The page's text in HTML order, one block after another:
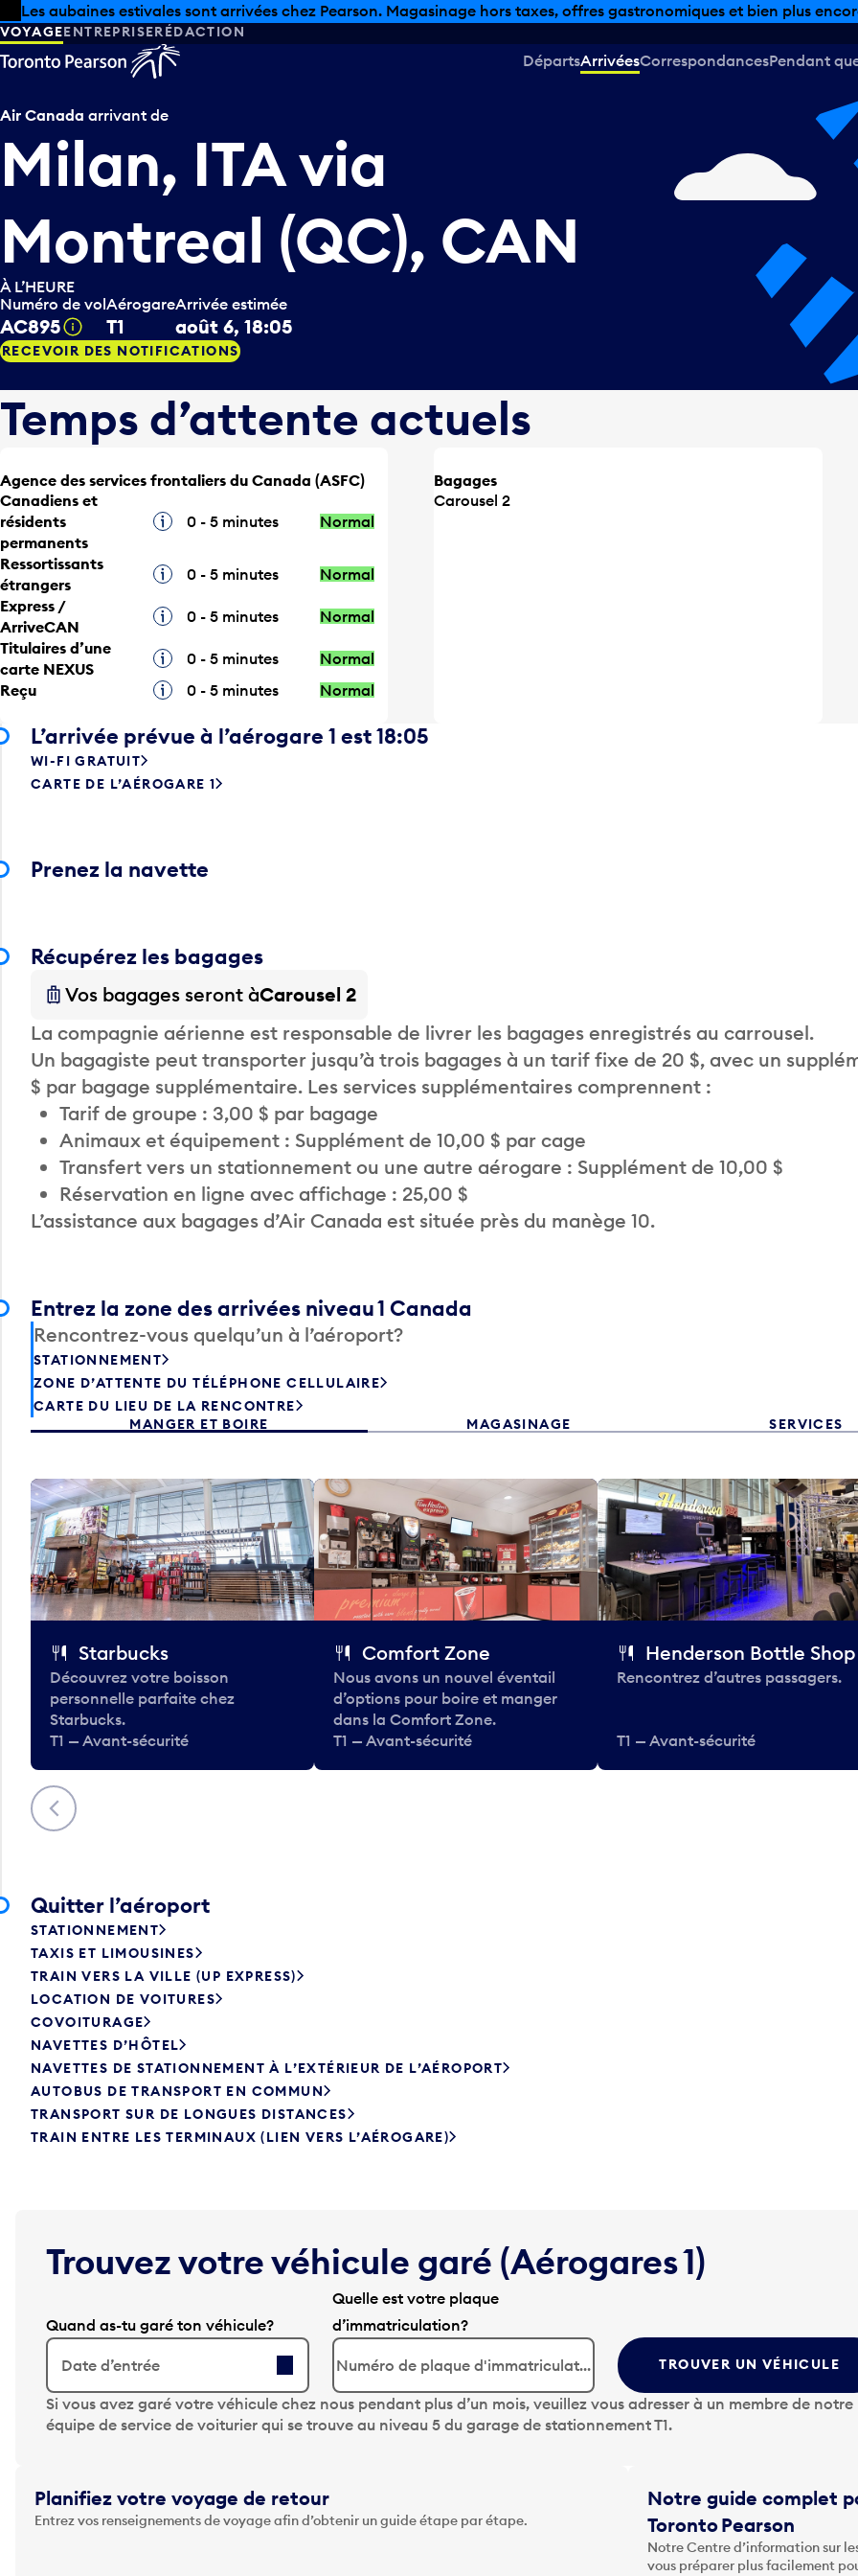
Skip to offers
Passer au contenu principal
Les aubaines estivales sont arrivées chez Pearson. Magasinage hors taxes, offres gastronomiques et bien plus
VOYAGEENTREPRISERÉDACTION
DépartsArrivéesCorrespondancesPendant
Air Canada arrivant de
Milan, ITAvia
Montreal (QC), CAN
À L’HEURE
Numéro de vol
AC895 Infobulle
Aérogare
T1
Arrivée estimée
août 6, 18:05
RECEVOIR DES NOTIFICATIONS
Temps d’attente actuels
Agence des services frontaliers du Canada (ASFC)
Canadiens et
résidents
permanents
Infobulle0 - 5 minutes Normal
Ressortissants
étrangers
Infobulle0 - 5 minutes
Normal
Express /
ArriveCAN
Infobulle0 - 5 minutes
Normal
Titulaires d’une
carte NEXUS
Infobulle0 - 5 minutes
Normal
Reçu
Infobulle0 - 5 minutes Normal
Bagages
Carousel 2
L’arrivée prévue à l’aérogare 1 est 18:05
WI-FI GRATUIT
CARTE DE L’AÉROGARE 1
Prenez la navette
Récupérez les bagages
Vos bagages seront àCarousel 2
La compagnie aérienne est responsable de livrer les bagages enregistrés au carrousel.
Un bagagiste peut transporter jusqu’à trois bagages à un tarif fixe de 20 $, avec un
$ par bagage supplémentaire. Les services supplémentaires comprennent :
Tarif de groupe : 3,00 $ par bagage
Animaux et équipement : Supplément de 10,00 $ par cage
Transfert vers un stationnement ou une autre aérogare : Supplément de 10,00 $
Réservation en ligne avec affichage : 25,00 $
L’assistance aux bagages d’Air Canada est située près du manège 10.
Entrez la zone des arrivées niveau 1 Canada
Rencontrez-vous quelqu’un à l’aéroport?
STATIONNEMENT
ZONE D’ATTENTE DU TÉLÉPHONE CELLULAIRE
CARTE DU LIEU DE LA RENCONTRE
MANGER ET BOIRE
MAGASINAGE SERVICES
Précédent
Starbucks
Découvrez votre boisson
personnelle parfaite chez
Starbucks.
T1 — Avant-sécurité
Comfort Zone
Nous avons un nouvel éventail
d’options pour boire et manger
dans la Comfort Zone.
T1 — Avant-sécurité
Henderson Bottle Shop
Rencontrez d’autres passagers.
T1 — Avant-sécurité
Quitter l’aéroport
STATIONNEMENT
TAXIS ET LIMOUSINES
TRAIN VERS LA VILLE (UP EXPRESS)
LOCATION DE VOITURES
COVOITURAGE
NAVETTES D’HÔTEL
NAVETTES DE STATIONNEMENT À L’EXTÉRIEUR DE L’AÉROPORT
AUTOBUS DE TRANSPORT EN COMMUN
TRANSPORT SUR DE LONGUES DISTANCES
TRAIN ENTRE LES TERMINAUX (LIEN VERS L’AÉROGARE)
Trouvez votre véhicule garé (Aérogares 1)
Quand as-tu garé ton véhicule?
Date d’entrée
A
p
y
e
z
Quelle est votre plaque
d’immatriculation?
TROUVER UN VÉHICULE
Si vous avez garé votre véhicule chez nous pendant plus d’un mois, veuillez vous adresser à un membre de notre
équipe de service de voiturier qui se trouve au niveau 5 du garage de stationnement T1.
Planifiez votre voyage de retour
Entrez vos renseignements de voyage afin d’obtenir un guide étape par étape.
Notre guide complet
Toronto Pearson
Notre Centre d’information sur
vous préparer plus facilement